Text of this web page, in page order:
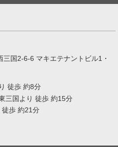
三国2-6-6 マキエテナントビル1・
徒歩 約8分
三国より 徒歩 約15分
徒歩 約21分